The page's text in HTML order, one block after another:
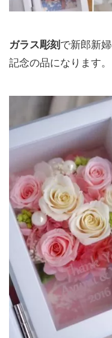
ガラス彫刻 で新郎新
記念の品になります。